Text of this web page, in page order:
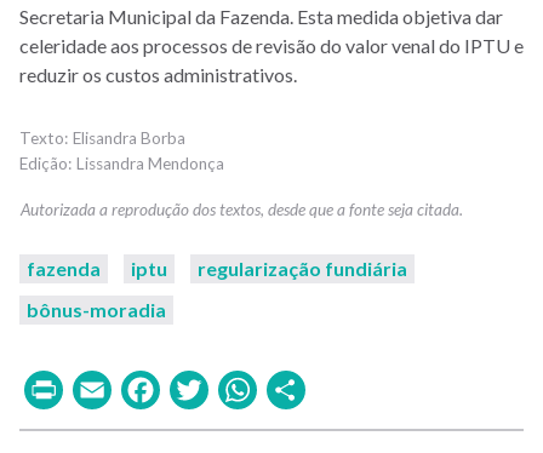
Secretaria Municipal da Fazenda. Esta medida objetiva dar
celeridade aos processos de revisão do valor venal do IPTU e
reduzir os custos administrativos.
Elisandra Borba
Lissandra Mendonça
fazenda iptu
regularização fundiária
bônus-moradia
PrintEmailFacebook
TwitterWhatsApp